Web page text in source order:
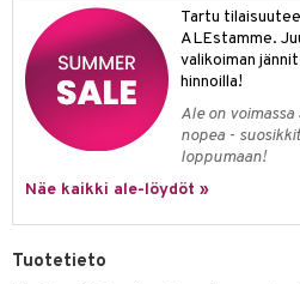
Tartu
ALEstamme.
valikoiman
hinnoilla!
Ale on
nopea -
loppumaan!
Näe kaikki ale-löydöt »
Tuotetieto